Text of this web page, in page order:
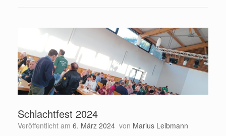
Schlachtfest 2024
Veröffentlicht am 6. März 2024 von Marius Leibmann